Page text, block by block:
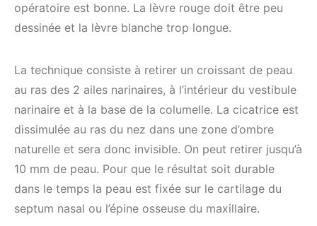
opératoire est bonne. La lèvre rouge doit être peu
dessinée et la lèvre blanche trop longue.
La technique consiste à retirer un croissant de peau
au ras des 2 ailes narinaires, à l’intérieur du vestibule
narinaire et à la base de la columelle. La cicatrice est
dissimulée au ras du nez dans une zone d’ombre
naturelle et sera donc invisible. On peut retirer jusqu’à
10 mm de peau. Pour que le résultat soit durable
dans le temps la peau est fixée sur le cartilage du
septum nasal ou l’épine osseuse du maxillaire.